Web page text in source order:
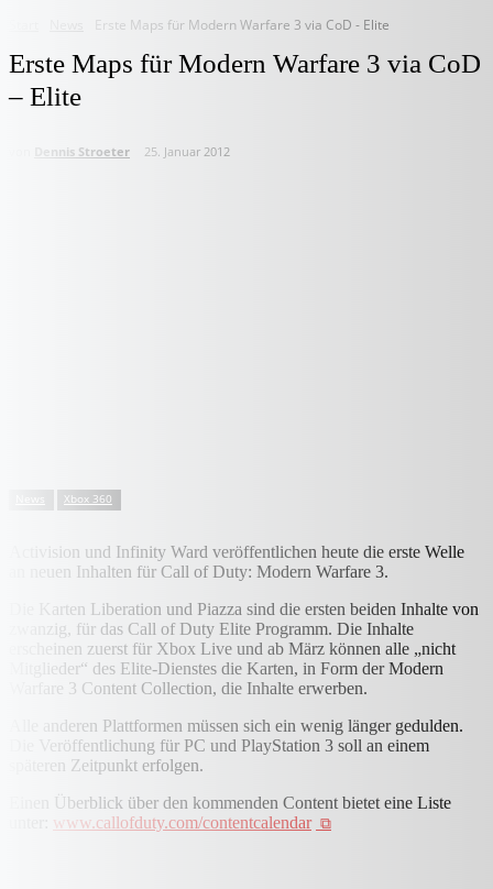
Erste Maps für Modern Warfare 3 via CoD - Elite
Erste Maps für Modern Warfare 3 via CoD
– Elite
Dennis Stroeter 25. Januar 2012
Xbox 360
Activision und Infinity Ward veröffentlichen heute die erste Welle
an neuen Inhalten für Call of Duty: Modern Warfare 3.
Die Karten Liberation und Piazza sind die ersten beiden Inhalte von
zwanzig, für das Call of Duty Elite Programm. Die Inhalte
erscheinen zuerst für Xbox Live und ab März können alle „nicht
Mitglieder“ des Elite-Dienstes die Karten, in Form der Modern
Warfare 3 Content Collection, die Inhalte erwerben.
Alle anderen Plattformen müssen sich ein wenig länger gedulden.
Die Veröffentlichung für PC und PlayStation 3 soll an einem
späteren Zeitpunkt erfolgen.
Einen Überblick über den kommenden Content bietet eine Liste
www.callofduty.com/contentcalendar